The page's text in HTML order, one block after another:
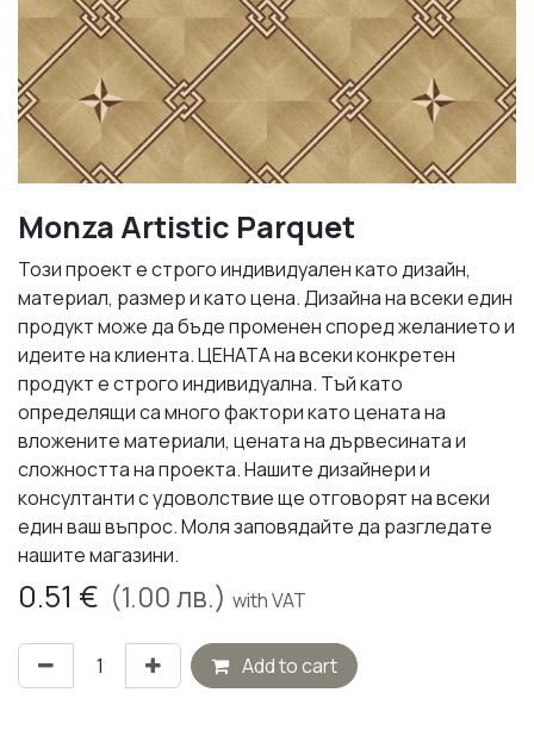
Monza Artistic Parquet
Този проект е строго индивидуален като дизайн,
материал, размер и като цена. Дизайна на всеки един
продукт може да бъде променен според желанието и
идеите на клиента. ЦЕНАТА на всеки конкретен
продукт е строго индивидуална. Тъй като
определящи са много фактори като цената на
вложените материали, цената на дървесината и
сложността на проекта. Нашите дизайнери и
консултанти с удоволствие ще отговорят на всеки
един ваш въпрос. Моля заповядайте да разгледате
нашите магазини.
0.51 € (1.00лв.) with VAT
Add to cart